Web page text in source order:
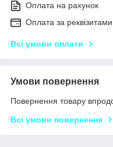
Оплата на рахунок
Оплата за реквізитами
Всі умови оплати
Умови повернення
Повернення товару
Всі умови повернення